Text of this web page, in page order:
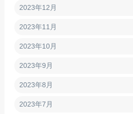
2023年12月
2023年11月
2023年10月
2023年9月
2023年8月
2023年7月